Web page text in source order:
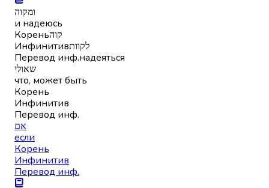
ומקוה
и надеюсь
Кореньקוה
Инфинитивלקוות
Перевод инф.надеяться
שאולי
что, может быть
Корень
Инфинитив
Перевод инф.
אם
если
Корень
Инфинитив
Перевод инф.